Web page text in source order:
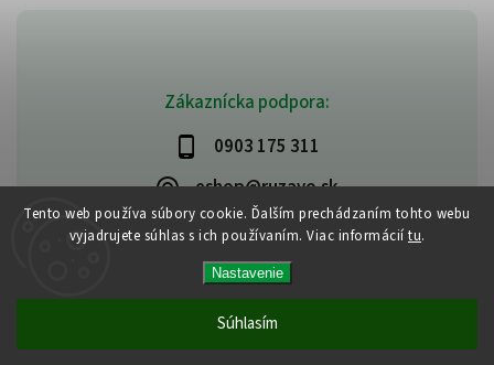
Tento web používa súbory cookie. Ďalším prechádzaním tohto webu
vyjadrujete súhlas s ich používaním. Viac informácií tu.
Nastavenie
Súhlasím
Zákaznícka podpora:
0903 175 311
eshop@ruzavo.sk
Shoptet| Design